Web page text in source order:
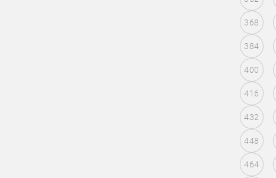
368
384
400
416
432
448
464